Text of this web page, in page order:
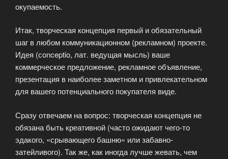
окупаемость.
Итак, творческая концепция первый и обязательный
шаг в любом коммуникационном (рекламном) проекте.
Идея (сonceptio, лат. ведущая мысль) ваше
коммерческое предложение, рекламное объявление,
презентация в наиболее заметном и привлекательном
для вашего потенциального покупателя виде.
Сразу отвечаем на вопрос: творческая концепция не
обязана быть креативной (часто ожидают чего-то
эдакого, «срывающего башню» или забавно-
затейливого). Так же, как иногда лучше жевать, чем